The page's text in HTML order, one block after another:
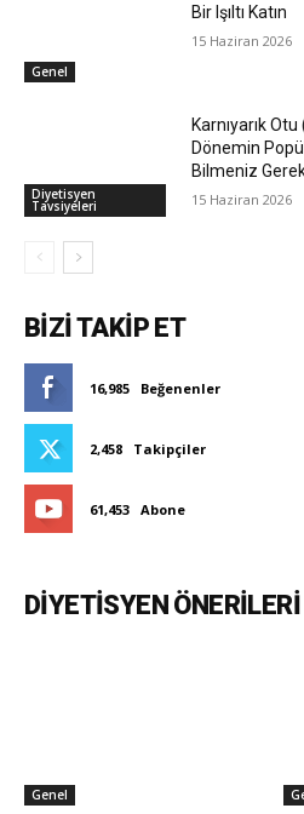
Genel
Bir Işıltı Katın
15 Haziran 2026
Diyetisyen
Tavsiyeleri
Karnıyarık
Dönemin
Bilmeniz
15 Haziran 2026
BIZI TAKIP ET
16,985 Beğenenler
2,458 Takipçiler
61,453 Abone
DIYETISYEN ÖNERILERI
Genel